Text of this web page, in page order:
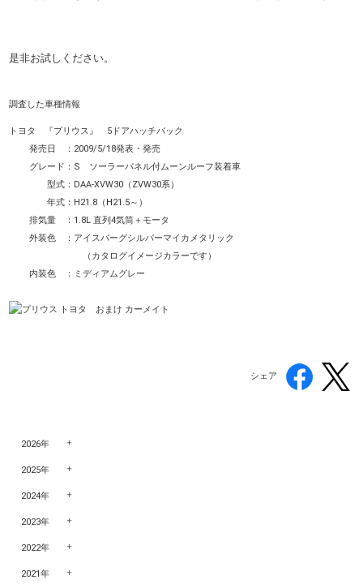
是非お試しください。
調査した車種情報
トヨタ 『プリウス』 5ドアハッチバック
発売日 ：2009/5/18発表・発売
グレード：S ソーラーパネル付ムーンルーフ装着車
型式：DAA-XVW30（ZVW30系）
年式：H21.8（H21.5～）
排気量 ：1.8L 直列4気筒＋モータ
外装色 ：アイスバーグシルバーマイカメタリック
（カタログイメージカラーです）
内装色 ：ミディアムグレー
シェア
2026年
2025年
2024年
2023年
2022年
2021年